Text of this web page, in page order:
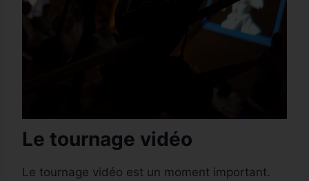
Le tournage vidéo
Le tournage vidéo est un moment important.